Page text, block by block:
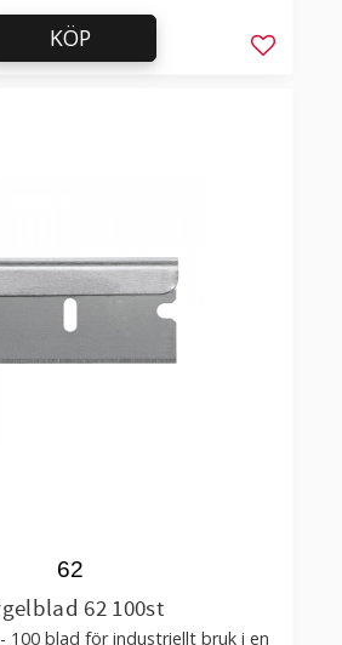
Lägg till
KÖP
62 100st
100 blad för industriellt bruk i en
62